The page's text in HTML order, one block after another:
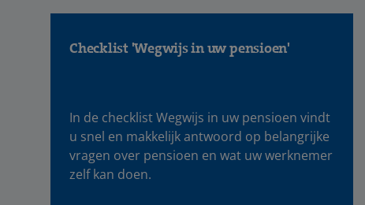
Checklist 'Wegwijs in uw pensioen'
In de checklist Wegwijs in uw pensioen vindt
u snel en makkelijk antwoord op belangrijke
vragen over pensioen en wat uw werknemer
zelf kan doen.